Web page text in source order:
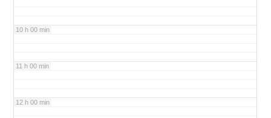
10 h 00 min
11 h 00 min
12 h 00 min